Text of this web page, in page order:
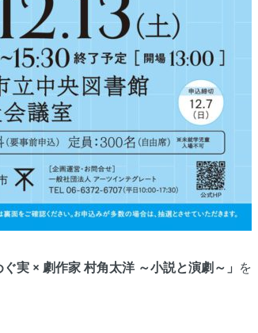
× 劇作家 村角太洋 ～小説と演劇～」 を